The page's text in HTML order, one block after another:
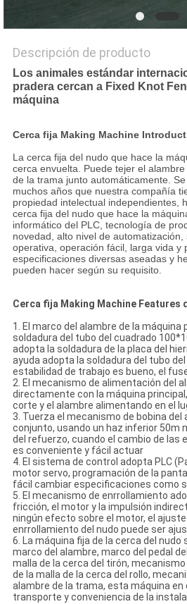
PRIVACY
POLICY
Descripción de producto
Los animales estándar
pradera cercan a Fixed Knot
máquina
Cerca fija Making Machine
La cerca fija del nudo que hace la
cerca envuelta. Puede tejer el
de la trama junto automáticamente.
muchos años que nuestra compañía
propiedad intelectual independientes,
cerca fija del nudo que hace la
informático del PLC, tecnología de
novedad, alto nivel de
operativa, operación fácil, larga vida y
especificaciones diversas aseadas y
pueden hacer según su requisito.
Cerca fija Making Machine Features
1. El marco del alambre de la máquina
soldadura del tubo del cuadrado
adopta la soldadura de la placa del
ayuda adopta la soldadura del tubo
estabilidad de trabajo es bueno, el
2. El mecanismo de alimentación del
directamente con la máquina
corte y el alambre alimentando en el
3. Tuerza el mecanismo de bobina del
conjunto, usando un haz inferior 50m
del refuerzo, cuando el cambio de las
es conveniente y fácil actuar
4. El sistema de control adopta PLC
motor servo, programación de la
fácil cambiar especificaciones como
5. El mecanismo de enrrollamiento
fricción, el motor y la impulsión
ningún efecto sobre el motor, el
enrrollamiento del nudo puede ser
6. La máquina fija de la cerca del nudo
marco del alambre, marco del pedal
malla de la cerca del tirón,
de la malla de la cerca del rollo,
alambre de la trama, esta máquina en
transporte y conveniencia de la